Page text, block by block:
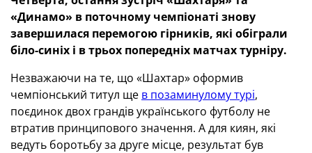
«Динамо» в поточному чемпіонаті знову
завершилася перемогою гірників, які обіграли
біло-синіх і в трьох попередніх матчах турніру.
Незважаючи на те, що «Шахтар» оформив
чемпіонський титул ще в позаминулому турі,
поєдинок двох грандів українського футболу не
втратив принципового значення. А для киян, які
ведуть боротьбу за друге місце, результат був